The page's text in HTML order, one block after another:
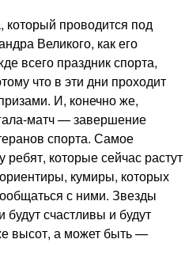
проводится под
Великого, как его
всего праздник спорта,
что в эти дни проходит
И, конечно же,
матч — завершение
спорта. Самое
которые сейчас растут
кумиры, которых
с ними. Звезды
счастливы и будут
высот, а может быть —